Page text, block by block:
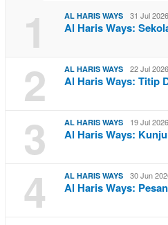
1 AL HARIS WAYS 31 Jul
Al Haris Ways:
2 AL HARIS WAYS 22 Jul
Al Haris Ways: Titip
3 AL HARIS WAYS 19 Jul
Al Haris Ways:
4 AL HARIS WAYS 30 Jun
Al Haris Ways: